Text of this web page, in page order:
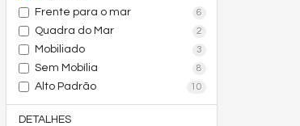
Frente para o mar
6
Quadra do Mar 2
Mobiliado 3
Sem Mobília 8
Alto Padrão 10
DETALHES